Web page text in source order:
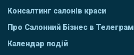
Консалтинг салонів краси
Про Салонний Бізнес в Телеграм
Календар подій